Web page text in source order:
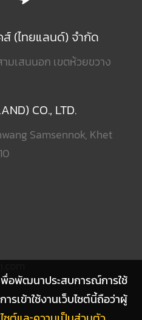
(ไทยแลนด์) จำกัด
ามเสนนอก เขตห้วยขวาง
CO., LTD.
Samsennok, Khet
พื่อพัฒนาประสบการณ์การใช้
รเข้าใช้งานเว็บไซต์นี้ถือว่าผู้